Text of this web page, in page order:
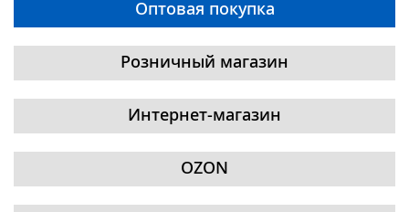
Оптовая покупка
Розничный магазин
Интернет-магазин
OZON